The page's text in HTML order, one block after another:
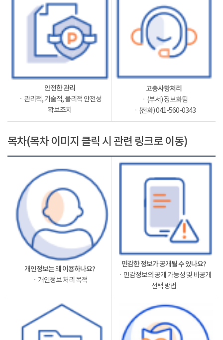
안전한 관리
ㆍ관리적, 기술적, 물리적 안전성
확보조치
고충사항처리
ㆍ(부서) 정보화팀
ㆍ(전화) 041-560-0343
목차(목차 이미지 클릭 시 관련 링크로 이동)
개인정보는 왜 이용하나요?
ㆍ개인정보 처리 목적
민감한 정보가 공개될 수 있나요?
ㆍ민감정보의 공개 가능성 및 비공개
선택 방법